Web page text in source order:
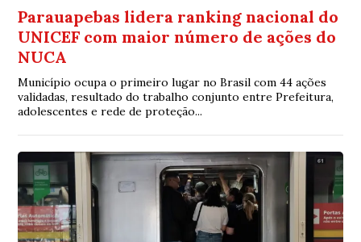
Parauapebas lidera ranking nacional do
UNICEF com maior número de ações do
NUCA
Município ocupa o primeiro lugar no Brasil com 44 ações
validadas, resultado do trabalho conjunto entre Prefeitura,
adolescentes e rede de proteção...